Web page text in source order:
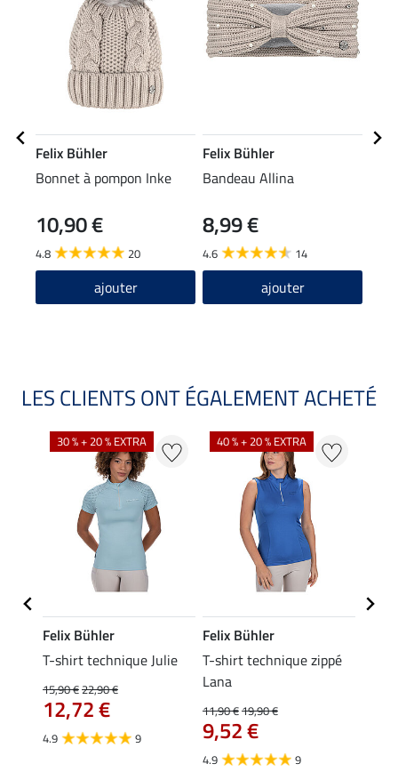
Felix Bühler
Bonnet à pompon Inke
10,90 €
4.8 20
ajouter
Felix Bühler
Bandeau Allina
8,99 €
4.6 14
ajouter
LES CLIENTS ONT ÉGALEMENT ACHETÉ
30 % + 20 % EXTRA
Felix Bühler
T-shirt technique Julie
15,90 €22,90 €
12,72 €
4.9 9
40 % + 20 % EXTRA
Felix Bühler
T-shirt technique zippé
Lana
11,90 €19,90 €
9,52 €
4.9 9